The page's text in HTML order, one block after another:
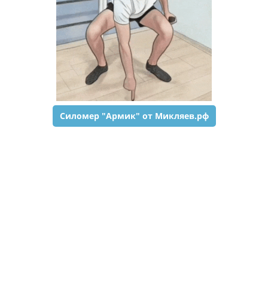
Силомер "Армик" от Микляев.рф